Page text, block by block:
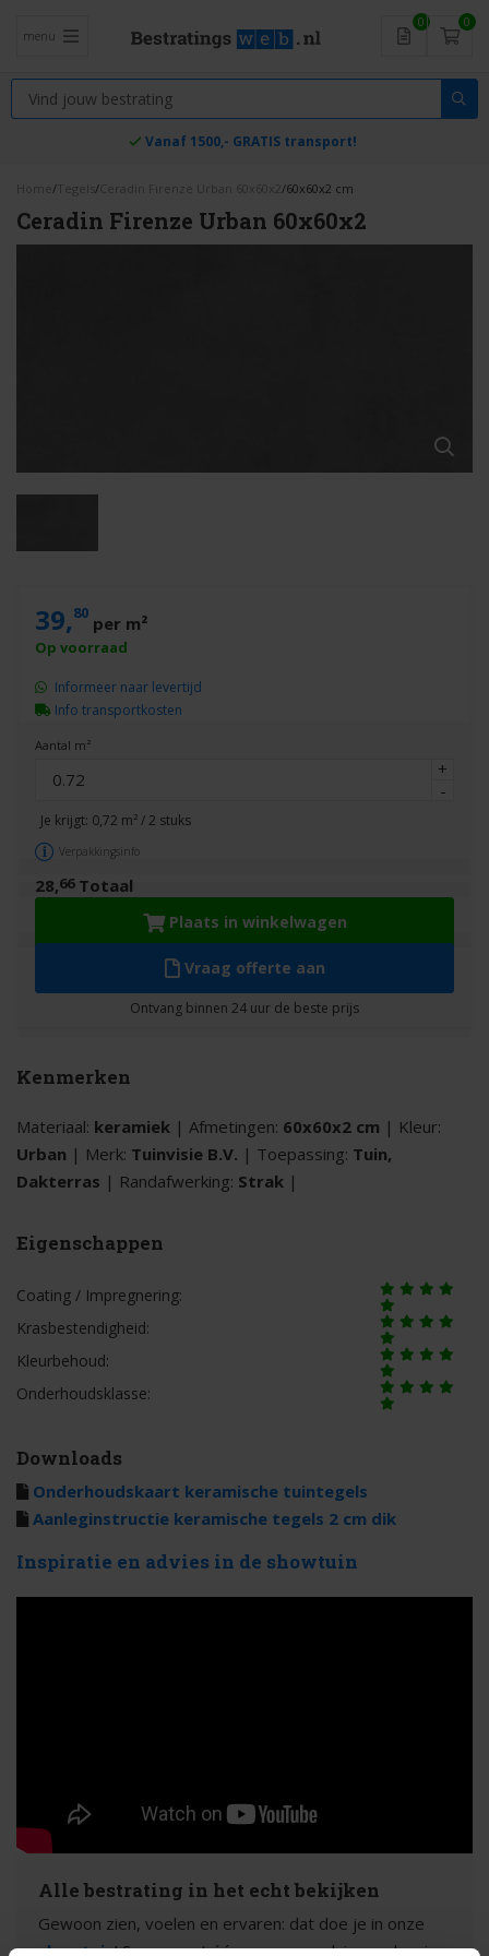
menu
0 0
Vanaf 1500,- GRATIS transport!
Home / Tegels / Ceradin Firenze Urban 60x60x2 /60x60x2 cm
Ceradin Firenze Urban 60x60x2
Aantal m²
+
-
Je krijgt: 0,72 m² /2 stuks
Verpakkingsinfo
39,80 per m²
28,66Totaal
Informeer naar levertijd
Info transportkosten
Plaats in winkelwagen
Vraag offerte aan
Kenmerken
Materiaal: keramiek | Afmetingen: 60x60x2 cm | Kleur:
Urban | Merk: Tuinvisie B.V. | Toepassing: Tuin,
Dakterras | Randafwerking: Strak |
Eigenschappen
Coating / Impregnering:
Krasbestendigheid:
Kleurbehoud:
Onderhoudsklasse:
Downloads
Onderhoudskaart keramische tuintegels
Aanleginstructie keramische tegels 2 cm dik
Inspiratie en advies in de showtuin
Alle bestrating in het echt bekijken
Gewoon zien, voelen en ervaren: dat doe je in onze
showtuin! Samen met één van onze adviseurs kun je